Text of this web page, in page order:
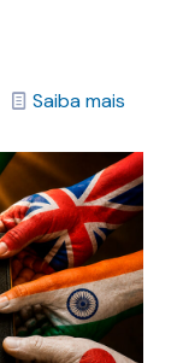
Saiba mais